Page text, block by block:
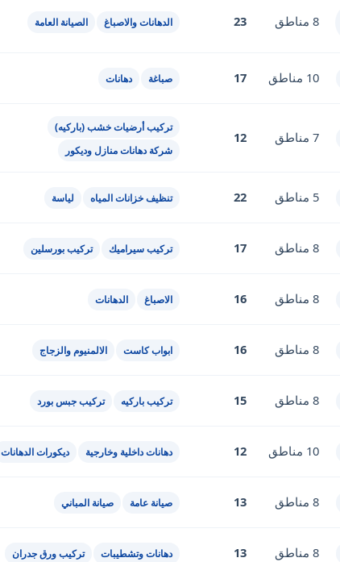
8 مناطق 23 الدهانات والاصباغ الصيانة العامة
10 مناطق 17 صباغة دهانات
7 مناطق 12
تركيب أرضيات خشب (باركيه)
شركة دهانات منازل وديكور
5 مناطق 22 تنظيف خزانات المياه لياسة
8 مناطق 17 تركيب سيراميك تركيب بورسلين
8 مناطق 16 الاصباغ الدهانات
8 مناطق 16 ابواب كاست الالمنيوم والزجاج
8 مناطق 15 تركيب باركيه تركيب جبس بورد
10 مناطق 12 دهانات داخلية وخارجية ديكورات الدهانات
8 مناطق 13 صيانة عامة صيانة المباني
8 مناطق 13 دهانات وتشطيبات تركيب ورق جدران